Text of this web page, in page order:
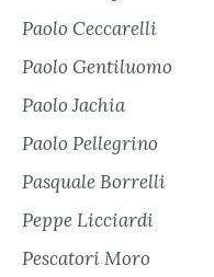
Paolo Ceccarelli
Paolo Gentiluomo
Paolo Jachia
Paolo Pellegrino
Pasquale Borrelli
Peppe Licciardi
Pescatori Moro